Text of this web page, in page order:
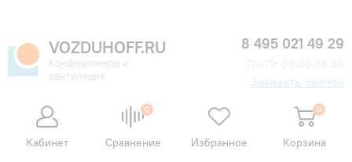
VOZDUHOFF.RU
Кондиционеры и
вентиляция
8 495 021 49 29
Заказать звонок
Кабинет
0
Сравнение Избранное
0
Корзина